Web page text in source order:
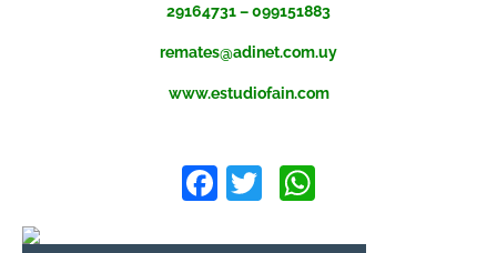
29164731 – 099151883
remates@adinet.com.uy
www.estudiofain.com
Facebook
Twitter